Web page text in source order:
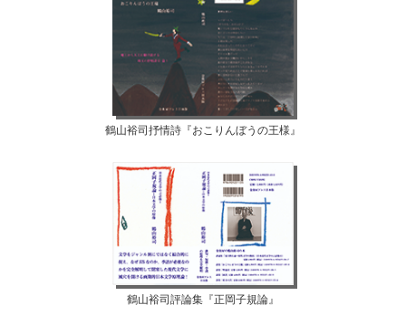
鶴山裕司抒情詩『おこりんぼうの王様』
鶴山裕司評論集『正岡子規論』